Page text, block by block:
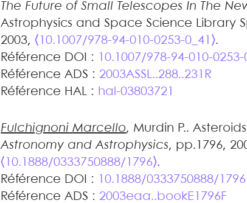
The Future of Small Telescopes In The
Astrophysics and Space Science Library
2003,⟨10.1007/978-94-010-0253-0_41⟩.
Référence DOI :
10.1007/978-94-010-0253-
Référence ADS : 2003ASSL..288..231R
Référence HAL : hal-03803721
Fulchignoni Marcello, Murdin P..Asteroids
Astronomy and Astrophysics, pp.1796,
⟨10.1888/0333750888/1796⟩.
Référence DOI :
10.1888/0333750888/1796
Référence ADS : 2003eaa..bookE1796F